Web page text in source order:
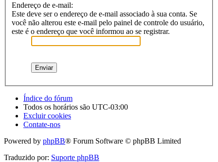
Endereço de e-mail:
Este deve ser o endereço de e-mail associado à sua conta. Se
você não alterou este e-mail pelo painel de controle do usuário,
este é o endereço que você informou ao se registrar.
Índice do fórum
Todos os horários são UTC-03:00
Excluir cookies
Contate-nos
Powered by phpBB® Forum Software © phpBB Limited
Traduzido por: Suporte phpBB